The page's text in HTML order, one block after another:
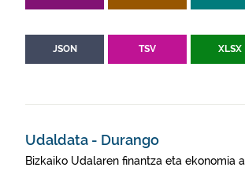
JSON TSV XLSX
Udaldata - Durango
Bizkaiko Udalaren finantza eta ekonomia